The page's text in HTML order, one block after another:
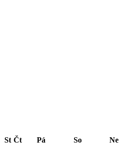
St Čt Pá So Ne